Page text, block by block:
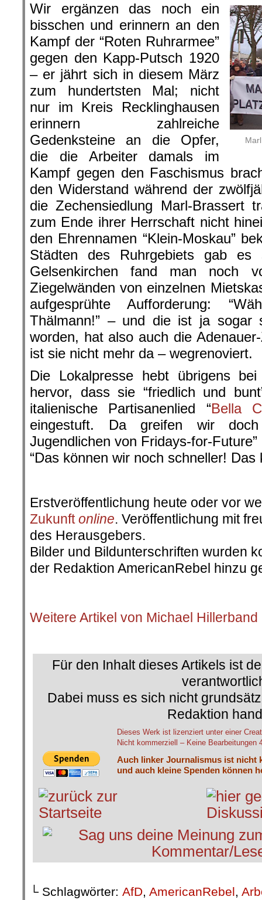
Wir ergänzen das noch ein
bisschen und erinnern an den
Kampf der “Roten Ruhrarmee”
gegen den Kapp-Putsch 1920
– er jährt sich in diesem März
zum hundertsten Mal; nicht
nur im Kreis Recklinghausen
erinnern zahlreiche
Gedenksteine an die Opfer,
die die Arbeiter damals im
Kampf gegen den Faschismus
den Widerstand während der
die Zechensiedlung Marl-Brassert
zum Ende ihrer Herrschaft nicht
den Ehrennamen “Klein-Moskau”
Städten des Ruhrgebiets gab es
Gelsenkirchen fand man noch
Ziegelwänden von einzelnen
aufgesprühte Aufforderung:
Thälmann!” – und die ist ja sogar
worden, hat also auch die
ist sie nicht mehr da – wegrenoviert.
Die Lokalpresse hebt übrigens
hervor, dass sie “friedlich und
italienische Partisanenlied “Bella
eingestuft. Da greifen wir
Jugendlichen von Fridays-for-Future”
“Das können wir noch schneller! Das
Erstveröffentlichung heute oder vor
Zukunftonline. Veröffentlichung mit
des Herausgebers.
Bilder und Bildunterschriften wurden
der Redaktion AmericanRebel hinzu
Weitere Artikel von Michael Hillerband
Für den Inhalt dieses Artikels ist
Dabei muss es sich nicht
Redaktion
Dieses Werk ist lizenziert unter einer
Nicht kommerziell – Keine Bearbeitungen
Auch linker Journalismus ist nicht
und auch kleine Spenden können
└ Schlagwörter: AfD, AmericanRebel,